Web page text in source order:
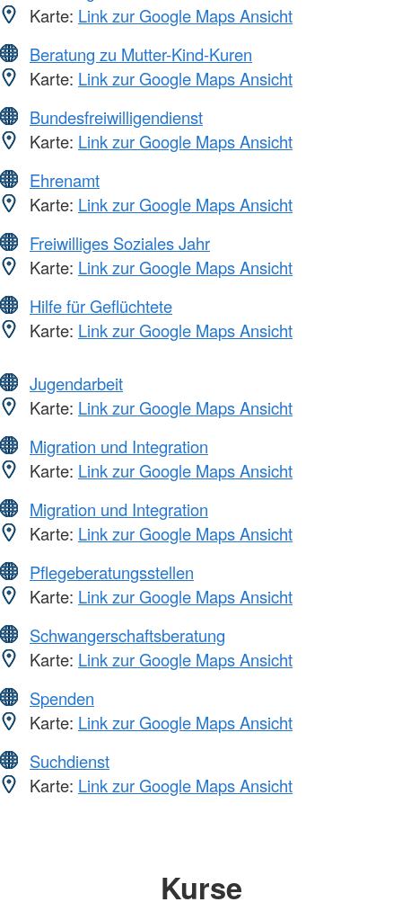
Karte: Link zur Google Maps Ansicht
Beratung zu Mutter-Kind-Kuren
Karte: Link zur Google Maps Ansicht
Bundesfreiwilligendienst
Karte: Link zur Google Maps Ansicht
Ehrenamt
Karte: Link zur Google Maps Ansicht
Freiwilliges Soziales Jahr
Karte: Link zur Google Maps Ansicht
Hilfe für Geflüchtete
Karte: Link zur Google Maps Ansicht
Jugendarbeit
Karte: Link zur Google Maps Ansicht
Migration und Integration
Karte: Link zur Google Maps Ansicht
Migration und Integration
Karte: Link zur Google Maps Ansicht
Pflegeberatungsstellen
Karte: Link zur Google Maps Ansicht
Schwangerschaftsberatung
Karte: Link zur Google Maps Ansicht
Spenden
Karte: Link zur Google Maps Ansicht
Suchdienst
Karte: Link zur Google Maps Ansicht
Kurse